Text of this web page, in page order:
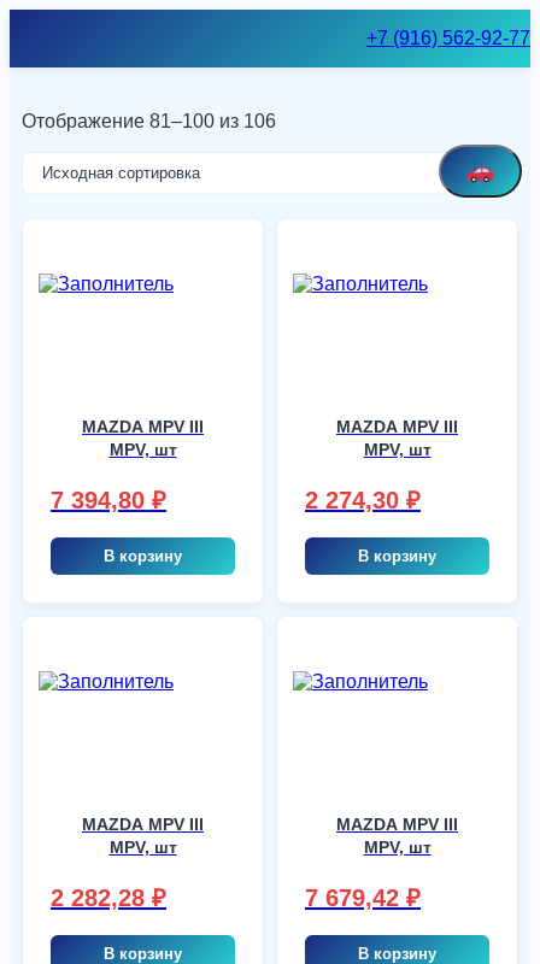
+7 (916) 562-92-77
Отображение 81–100 из 106
MAZDA MPV III
MPV, шт
7 394,80 ₽
В корзину
MAZDA MPV III
MPV, шт
2 274,30 ₽
В корзину
MAZDA MPV III
MPV, шт
2 282,28 ₽
В корзину
MAZDA MPV III
MPV, шт
7 679,42 ₽
В корзину